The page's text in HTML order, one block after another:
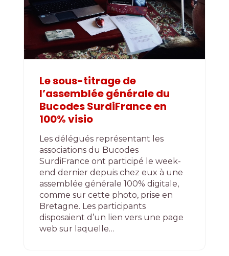
Le sous-titrage de
l’assemblée générale du
Bucodes SurdiFrance en
100% visio
Les délégués représentant les
associations du Bucodes
SurdiFrance ont participé le week-
end dernier depuis chez eux à une
assemblée générale 100% digitale,
comme sur cette photo, prise en
Bretagne. Les participants
disposaient d’un lien vers une page
web sur laquelle…